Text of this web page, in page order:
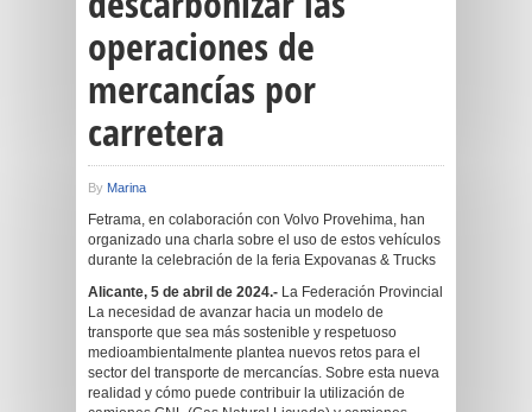
operaciones de
mercancías por
carretera
By Marina
Fetrama, en colaboración con Volvo Provehima, han
organizado una charla sobre el uso de estos vehículos
durante la celebración de la feria Expovanas & Trucks
Alicante, 5 de abril de 2024.- La Federación Provincial
La necesidad de avanzar hacia un modelo de
transporte que sea más sostenible y respetuoso
medioambientalmente plantea nuevos retos para el
sector del transporte de mercancías. Sobre esta nueva
realidad y cómo puede contribuir la utilización de